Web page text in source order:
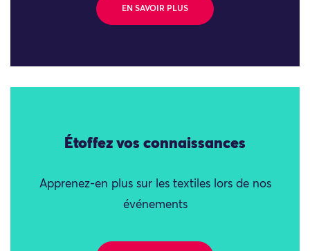
EN SAVOIR PLUS
Étoffez vos connaissances
Apprenez-en plus sur les textiles lors de nos
événements